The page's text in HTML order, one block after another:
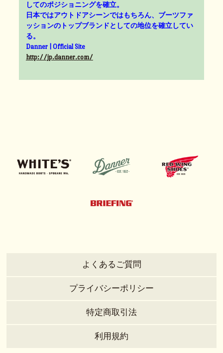
してのポジショニングを確立。
日本ではアウトドアシーンではもちろん、ブーツファ
ッションのトップブランドとしての地位を確立してい
る。
Danner | Official Site
http://jp.danner.com/
よくあるご質問
プライバシーポリシー
特定商取引法
利用規約